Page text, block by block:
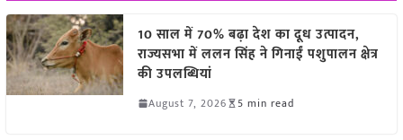
10 साल में 70% बढ़ा देश का दूध उत्पादन,
राज्यसभा में ललन सिंह ने गिनाईं पशुपालन क्षेत्र
की उपलब्धियां
August 7, 2026 5 min read